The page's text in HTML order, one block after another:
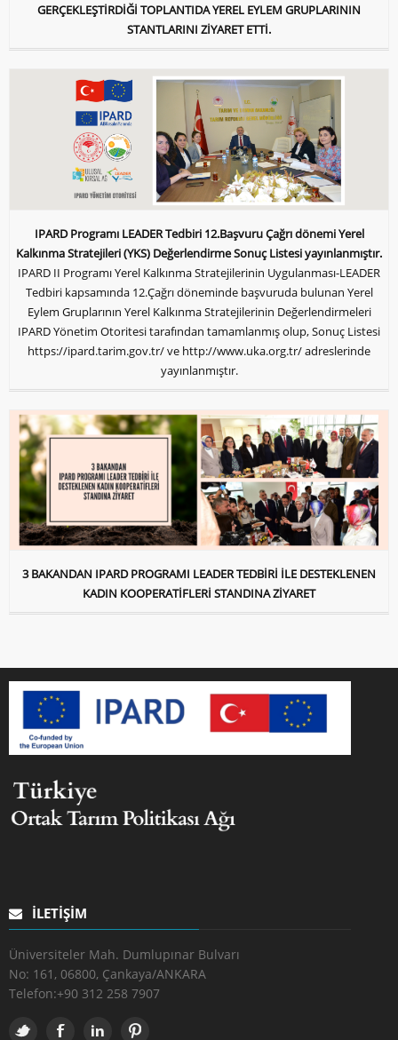
GERÇEKLEŞTİRDİĞİ TOPLANTIDA YEREL EYLEM GRUPLARININ
STANTLARINI ZİYARET ETTİ.
IPARD Programı LEADER Tedbiri 12.Başvuru Çağrı dönemi Yerel
Kalkınma Stratejileri (YKS) Değerlendirme Sonuç Listesi yayınlanmıştır.
IPARD II Programı Yerel Kalkınma Stratejilerinin Uygulanması-LEADER
Tedbiri kapsamında 12.Çağrı döneminde başvuruda bulunan Yerel
Eylem Gruplarının Yerel Kalkınma Stratejilerinin Değerlendirmeleri
IPARD Yönetim Otoritesi tarafından tamamlanmış olup, Sonuç Listesi
https://ipard.tarim.gov.tr/ ve http://www.uka.org.tr/ adreslerinde
yayınlanmıştır.
3 BAKANDAN IPARD PROGRAMI LEADER TEDBİRİ İLE DESTEKLENEN
KADIN KOOPERATİFLERİ STANDINA ZİYARET
İLETIŞIM
Üniversiteler Mah. Dumlupınar Bulvarı
No: 161, 06800, Çankaya/ANKARA
Telefon:+90 312 258 7907